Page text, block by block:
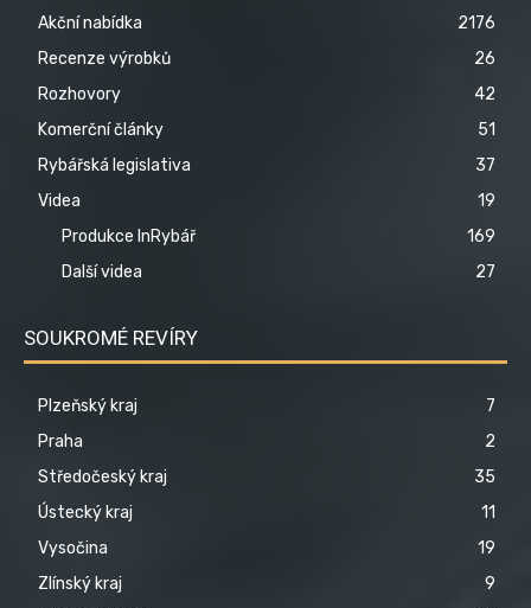
Akční nabídka
2176
Recenze výrobků
26
Rozhovory
42
Komerční články
51
Rybářská legislativa
37
Videa
19
Produkce InRybář
169
Další videa
27
SOUKROMÉ REVÍRY
Plzeňský kraj
7
Praha
2
Středočeský kraj
35
Ústecký kraj
11
Vysočina
19
Zlínský kraj
9